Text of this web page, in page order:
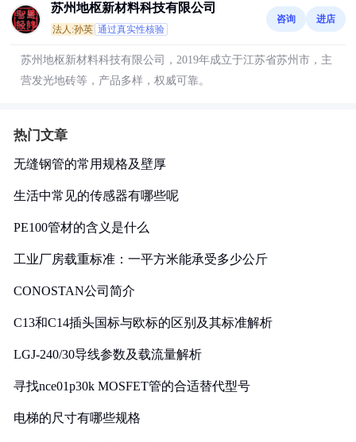
苏州地枢新材料科技有限公司
法人:孙英 通过真实性核验
咨询 进店
苏州地枢新材料科技有限公司，2019年成立于江苏省苏州市，主
营发光地砖等，产品多样，权威可靠。
热门文章
无缝钢管的常用规格及壁厚
生活中常见的传感器有哪些呢
PE100管材的含义是什么
工业厂房载重标准：一平方米能承受多少公斤
CONOSTAN公司简介
C13和C14插头国标与欧标的区别及其标准解析
LGJ-240/30导线参数及载流量解析
寻找nce01p30k MOSFET管的合适替代型号
电梯的尺寸有哪些规格